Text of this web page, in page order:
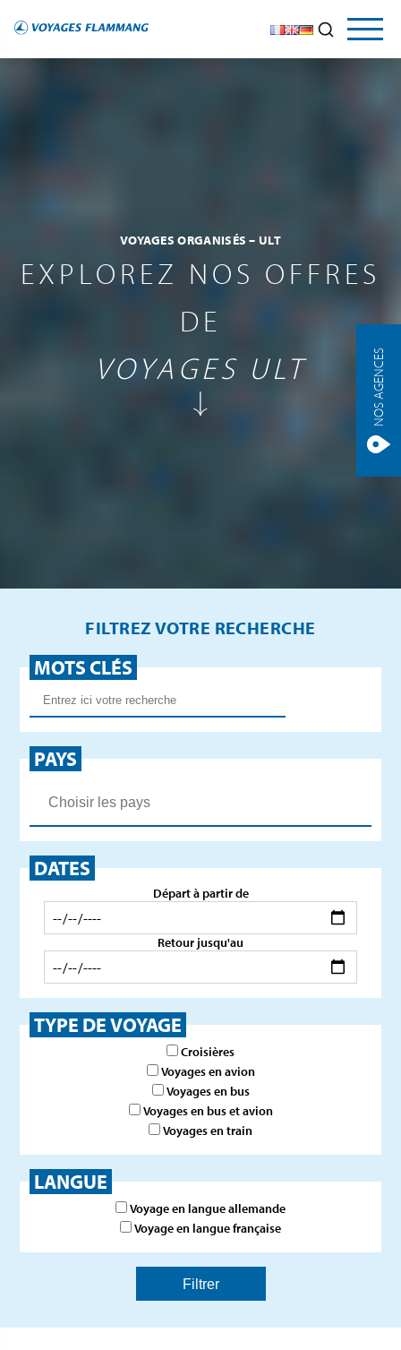
NOS AGENCES
VOYAGES ORGANISÉS – ULT
EXPLOREZ NOS OFFRES
DE
VOYAGES ULT
FILTREZ VOTRE RECHERCHE
MOTS CLÉS
PAYS
DATES
Départ à partir de
Retour jusqu'au
TYPE DE VOYAGE
Croisières
Voyages en avion
Voyages en bus
Voyages en bus et avion
Voyages en train
LANGUE
Voyage en langue allemande
Voyage en langue française